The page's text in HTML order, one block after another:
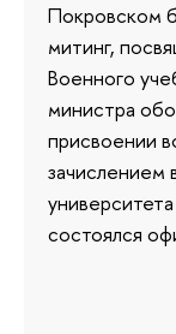
Покровском
митинг,
Военного
министра
присвоении
зачислением
состоялся